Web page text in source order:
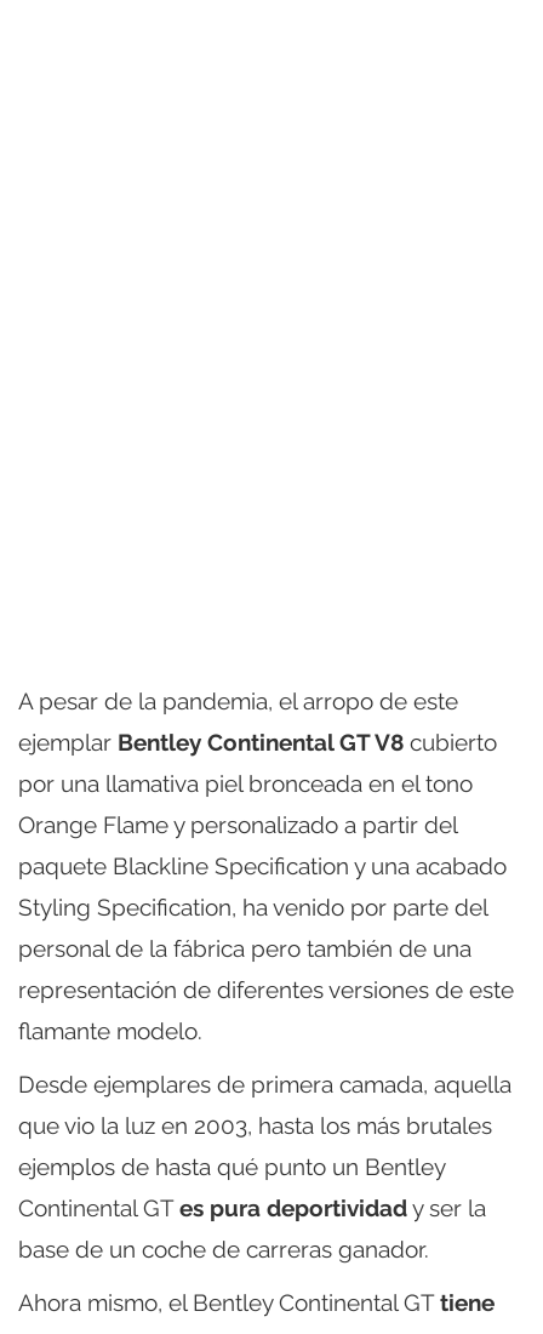
A pesar de la pandemia, el arropo de este
ejemplar Bentley Continental GT V8 cubierto
por una llamativa piel bronceada en el tono
Orange Flame y personalizado a partir del
paquete Blackline Specification y una acabado
Styling Specification, ha venido por parte del
personal de la fábrica pero también de una
representación de diferentes versiones de este
flamante modelo.
Desde ejemplares de primera camada, aquella
que vio la luz en 2003, hasta los más brutales
ejemplos de hasta qué punto un Bentley
Continental GTes pura deportividady ser la
base de un coche de carreras ganador.
Ahora mismo, el Bentley Continental GTtiene